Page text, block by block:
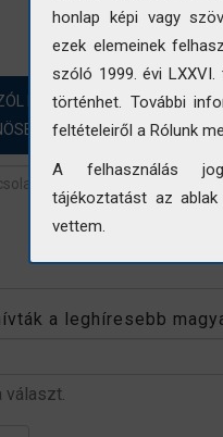
POTI épület
HOZZÁ?! ÖRÖMMEL
AZOKBAN AZ
a leghíresebb
választ.
honlap képi vagy
ezek elemeinek
szóló 1999. évi
történhet. További
feltételeiről a Rólunk
A felhasználás
tájékoztatást az ablak
vettem.